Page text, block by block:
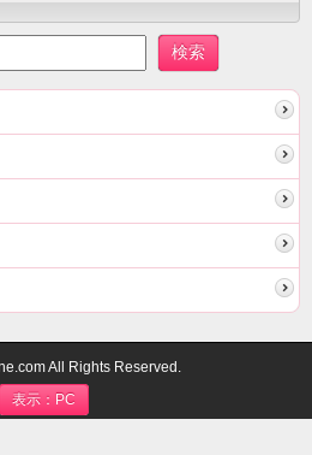
All Rights Reserved.
表示：PC